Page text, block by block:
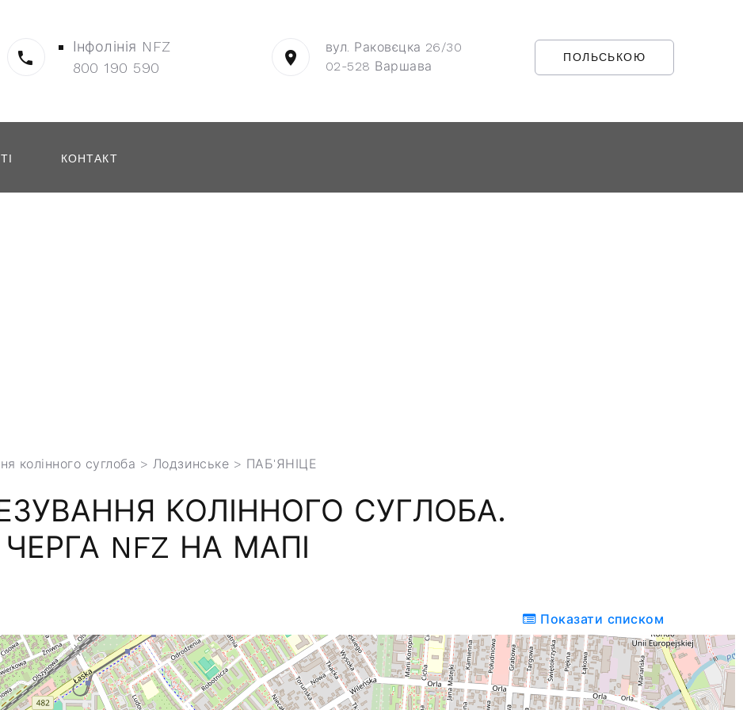
Інфолінія NFZ
800 190 590
вул. Раковєцка 26/30
02-528 Варшава
ПОЛЬСЬКОЮ
КОНТАКТ
колінного суглоба > Лодзинське > ПАБ'ЯНІЦЕ
КОЛІННОГО СУГЛОБА.
NFZ НА МАПІ
Показати списком